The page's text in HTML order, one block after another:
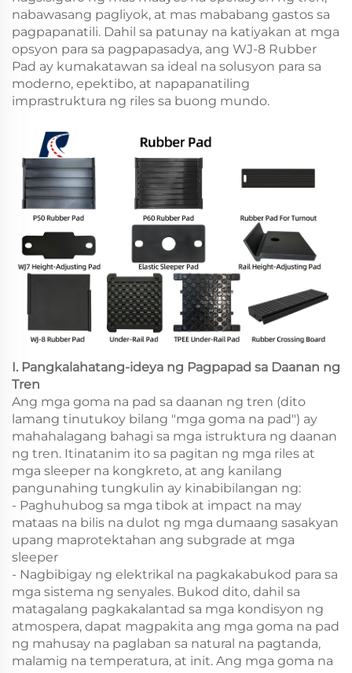
nabawasang pagliyok, at mas mababang gastos sa
pagpapanatili. Dahil sa patunay na katiyakan at mga
opsyon para sa pagpapasadya, ang WJ-8 Rubber
Pad ay kumakatawan sa ideal na solusyon para sa
moderno, epektibo, at napapanatiling
imprastruktura ng riles sa buong mundo.
I. Pangkalahatang-ideya ng Pagpapad sa Daanan ng
Tren
Ang mga goma na pad sa daanan ng tren (dito
lamang tinutukoy bilang "mga goma na pad") ay
mahahalagang bahagi sa mga istruktura ng daanan
ng tren. Itinatanim ito sa pagitan ng mga riles at
mga sleeper na kongkreto, at ang kanilang
pangunahing tungkulin ay kinabibilangan ng:
- Paghuhubog sa mga tibok at impact na may
mataas na bilis na dulot ng mga dumaang sasakyan
upang maprotektahan ang subgrade at mga
sleeper
- Nagbibigay ng elektrikal na pagkakabukod para sa
mga sistema ng senyales. Bukod dito, dahil sa
matagalang pagkakalantad sa mga kondisyon ng
atmospera, dapat magpakita ang mga goma na pad
ng mahusay na paglaban sa natural na pagtanda,
malamig na temperatura, at init. Ang mga goma na